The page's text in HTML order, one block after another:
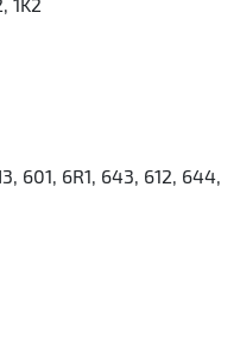
601, 6R1, 643, 612, 644,